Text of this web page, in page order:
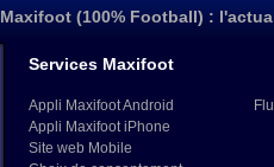
833
Maxifoot (100% Football) :
Services Maxifoot
Appli Maxifoot Android
Appli Maxifoot iPhone
Site web Mobile